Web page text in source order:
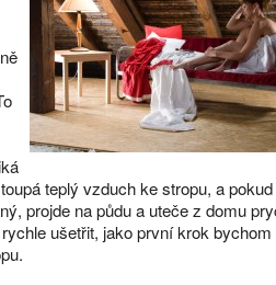
teplý vzduch ke stropu, a
projde na půdu a uteče z domu
ušetřit, jako první krok